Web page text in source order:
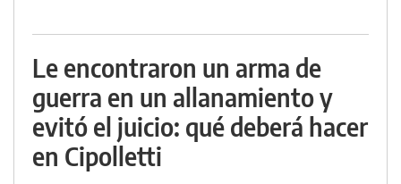
Le encontraron un arma de
guerra en un allanamiento y
evitó el juicio: qué deberá hacer
en Cipolletti